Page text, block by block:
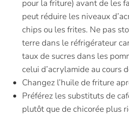
pour la friture) avant de les
peut réduire les niveaux
chips ou les frites. Ne pas
terre dans le réfrigérateur
taux de sucres dans les
celui d’acrylamide au cours
Changez l’huile de friture
Préférez les substituts de
plutôt que de chicorée plus